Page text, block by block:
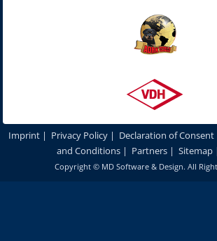
Imprint | Privacy Policy | Declaration of Consent
and Conditions | Partners | Sitemap
Copyright © MD Software & Design. All